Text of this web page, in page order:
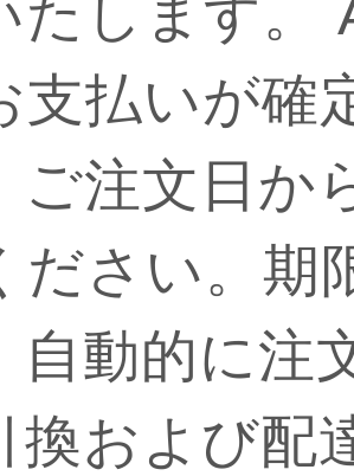
たします。
支払いが確
ご注文日か
ださい。期
自動的に注
換および配